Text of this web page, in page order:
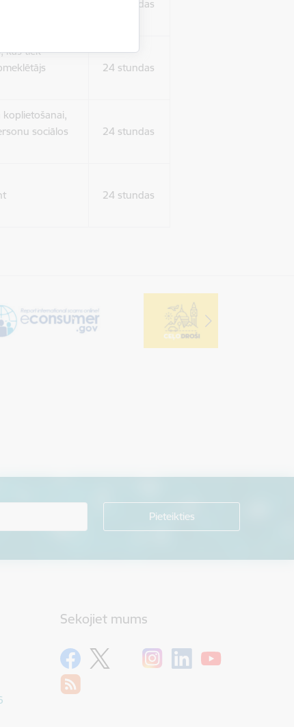
24 stundas
kas tiek
24 stundas
sociālos
24 stundas
24 stundas
Sekojiet mums